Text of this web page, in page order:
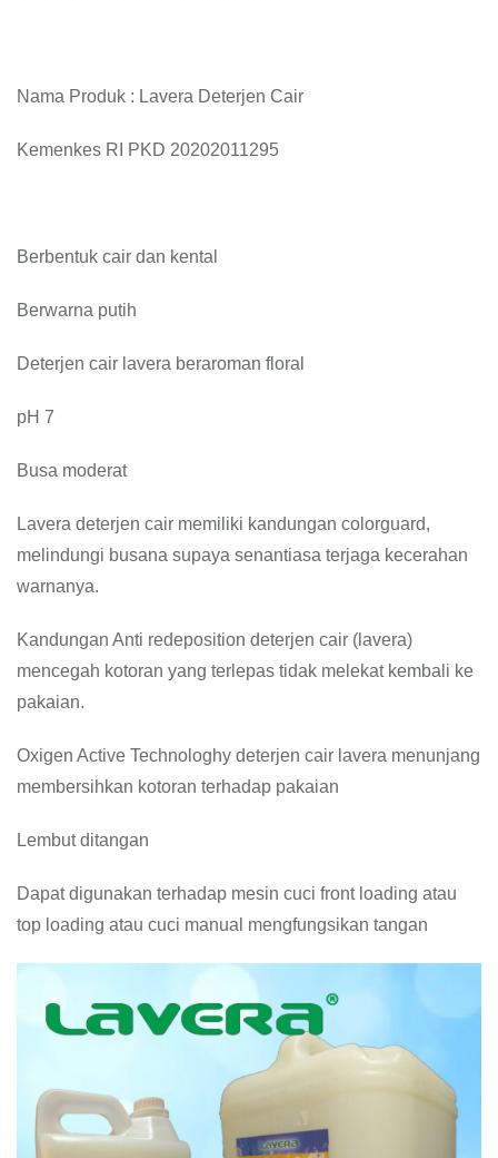
Nama Produk : Lavera Deterjen Cair
Kemenkes RI PKD 20202011295
Berbentuk cair dan kental
Berwarna putih
Deterjen cair lavera beraroman floral
pH 7
Busa moderat
Lavera deterjen cair memiliki kandungan colorguard,
melindungi busana supaya senantiasa terjaga kecerahan
warnanya.
Kandungan Anti redeposition deterjen cair (lavera)
mencegah kotoran yang terlepas tidak melekat kembali ke
pakaian.
Oxigen Active Technologhy deterjen cair lavera menunjang
membersihkan kotoran terhadap pakaian
Lembut ditangan
Dapat digunakan terhadap mesin cuci front loading atau
top loading atau cuci manual mengfungsikan tangan